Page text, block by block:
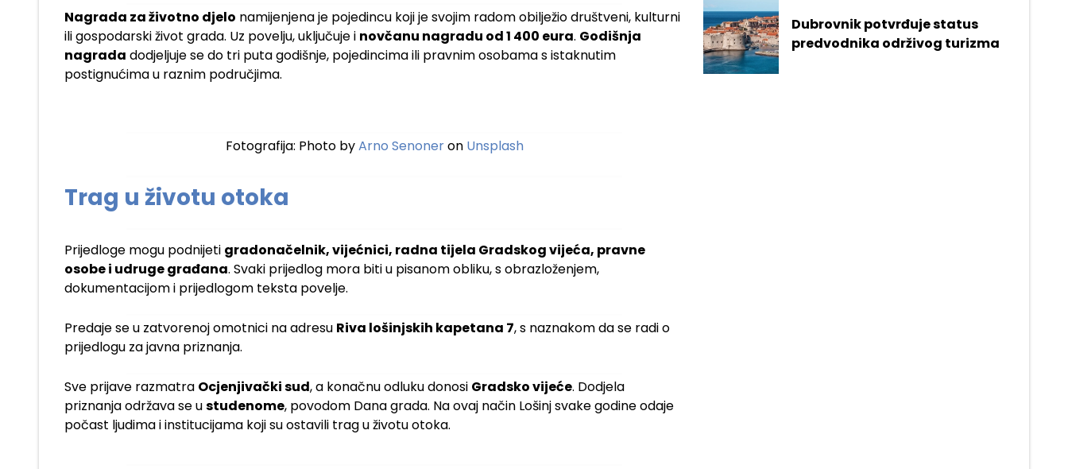
Nagrada za životno djelo namijenjena je pojedincu koji je svojim radom obilježio društveni, kulturni
ili gospodarski život grada. Uz povelju, uključuje i novčanu nagradu od 1 400 eura. Godišnja
nagrada dodjeljuje se do tri puta godišnje, pojedincima ili pravnim osobama s istaknutim
postignućima u raznim područjima.
Fotografija: Photo byArno Senoneron Unsplash
Trag u životu otoka
Prijedloge mogu podnijeti gradonačelnik, vijećnici, radna tijela Gradskog vijeća, pravne
osobe i udruge građana. Svaki prijedlog mora biti u pisanom obliku, s obrazloženjem,
dokumentacijom i prijedlogom teksta povelje.
Predaje se u zatvorenoj omotnici na adresu Riva lošinjskih kapetana 7, s naznakom da se radi o
prijedlogu za javna priznanja.
Sve prijave razmatra Ocjenjivački sud, a konačnu odluku donosi Gradsko vijeće. Dodjela
priznanja održava se ustudenome, povodom Dana grada. Na ovaj način Lošinj svake godine odaje
počast ljudima i institucijama koji su ostavili trag u životu otoka.
Dubrovnik potvrđuje status
predvodnika održivog turizma